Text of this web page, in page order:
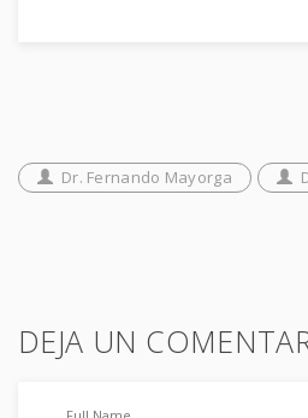
Dr. Fernando Mayorga
DEJA UN